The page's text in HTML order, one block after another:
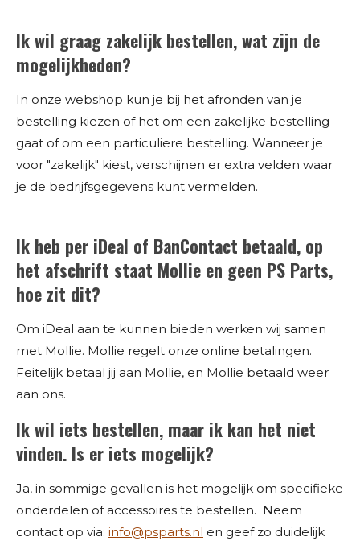
Ik wil graag zakelijk bestellen, wat zijn de
mogelijkheden?
In onze webshop kun je bij het afronden van je
bestelling kiezen of het om een zakelijke bestelling
gaat of om een particuliere bestelling. Wanneer je
voor "zakelijk" kiest, verschijnen er extra velden waar
je de bedrijfsgegevens kunt vermelden.
Ik heb per iDeal of BanContact betaald, op
het afschrift staat Mollie en geen PS Parts,
hoe zit dit?
Om iDeal aan te kunnen bieden werken wij samen
met Mollie. Mollie regelt onze online betalingen.
Feitelijk betaal jij aan Mollie, en Mollie betaald weer
aan ons.
Ik wil iets bestellen, maar ik kan het niet
vinden. Is er iets mogelijk?
Ja, in sommige gevallen is het mogelijk om specifieke
onderdelen of accessoires te bestellen. Neem
contact op via: info@psparts.nl en geef zo duidelijk